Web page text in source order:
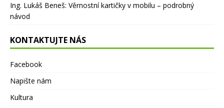
Ing. Lukáš Beneš: Věrnostní kartičky v mobilu – podrobný
návod
KONTAKTUJTE NÁS
Facebook
Napište nám
Kultura